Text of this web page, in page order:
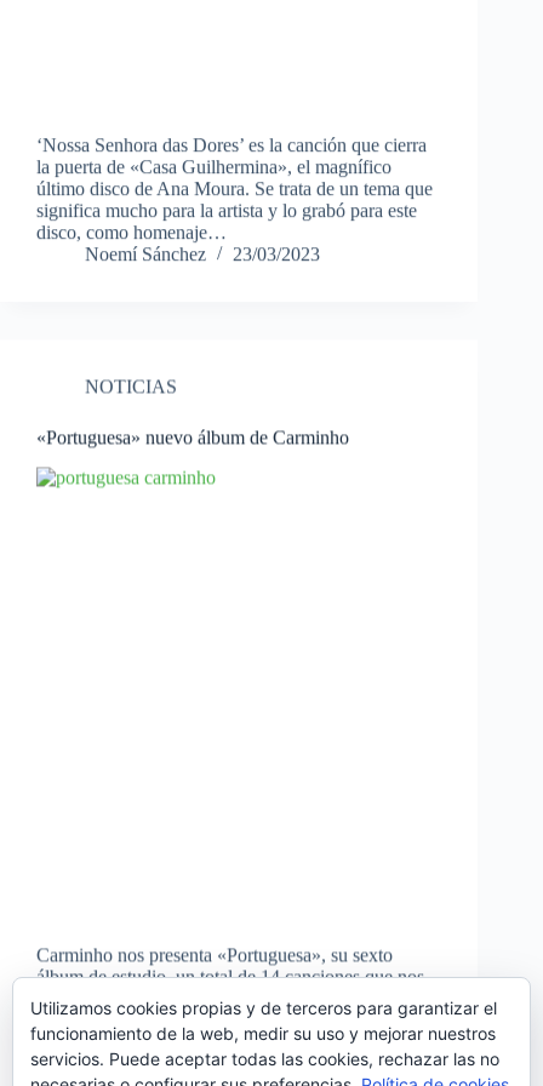
‘Nossa Senhora das Dores’ es la canción que cierra
la puerta de «Casa Guilhermina», el magnífico
último disco de Ana Moura. Se trata de un tema que
significa mucho para la artista y lo grabó para este
disco, como homenaje…
Noemí Sánchez
23/03/2023
NOTICIAS
«Portuguesa» nuevo álbum de Carminho
Carminho nos presenta «Portuguesa», su sexto
álbum de estudio, un total de 14 canciones que nos
muestran su forma de sentir el fado. Producido por la
propia artista, este disco es un reflejo de su alma y su
pasión por…
Noemí Sánchez
05/03/2023
Utilizamos cookies propias y de terceros para garantizar el
funcionamiento de la web, medir su uso y mejorar nuestros
servicios. Puede aceptar todas las cookies, rechazar las no